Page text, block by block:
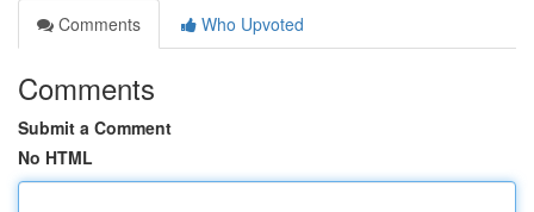
Comments
Who Upvoted
Comments
Submit a Comment
No HTML